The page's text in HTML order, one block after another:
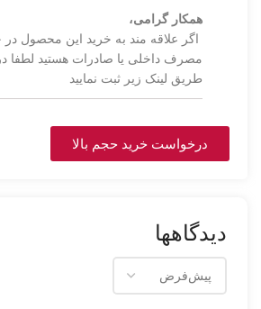
همکار گرامی،
اگر علاقه مند به خرید این محصول در
مصرف داخلی یا صادرات هستید لطفا
طریق لینک زیر ثبت نمایید
درخواست خرید حجم بالا
دیدگاهها